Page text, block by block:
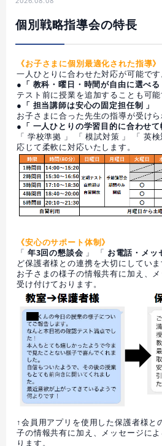
個別戦略指導会の特長
《お子さまに個別最適化された指導》
一人ひとりに合わせた対応が可能です
●「 教科・曜日・時間が自由に選べる
テスト前に授業を追加することも可能
●「 担当講師は安心の固定担任制 」
お子さまに合った先生の指導が受けら
●「 一人ひとりの学習目的に合わせて
「 学校準拠 」 「 模試対策 」 「 英
応じて柔軟に対応いたします。
《安心のサポート体制》
「 年3回の懇談会 」 「 お電話・メッ
ど保護者様との連携を大切にしていま
お子さまの様子の情報共有に加え、
受け付けております。
↑会員用アプリを使用した保護者様と
子の情報共有に加え、メッセージに
ります。